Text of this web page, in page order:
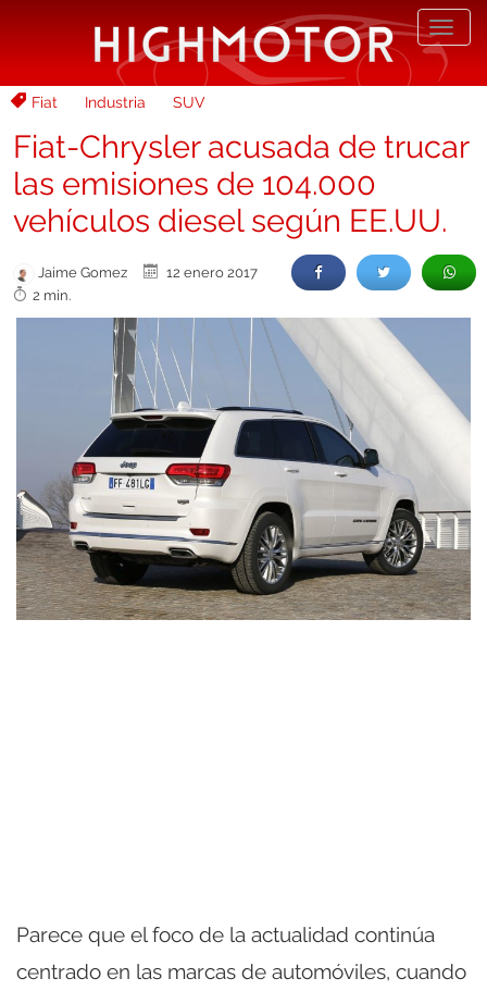
Fiat Industria SUV
Fiat-Chrysler acusada de trucar
las emisiones de 104.000
vehículos diesel según EE.UU.
Jaime Gomez
12 enero 2017
2 min.
Parece que el foco de la actualidad continúa
centrado en las marcas de automóviles, cuando